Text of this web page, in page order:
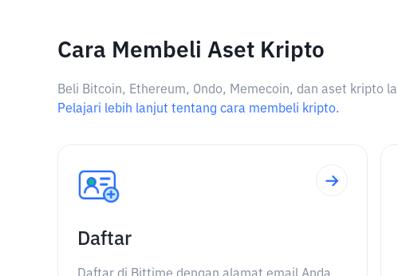
Cara Membeli Aset Kripto
Beli Bitcoin, Ethereum, Ondo, Memecoin, dan aset kripto
Pelajari lebih lanjut tentang cara membeli kripto.
Daftar